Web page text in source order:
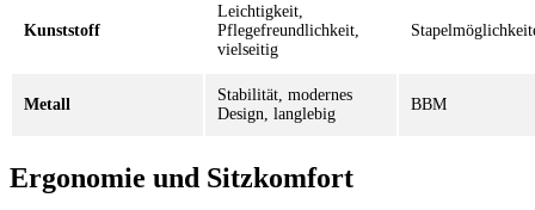
Kunststoff
Leichtigkeit,
Pflegefreundlichkeit,
vielseitig
Metall
Stabilität, modernes
Design, langlebig
BBM
Ergonomie und Sitzkomfort